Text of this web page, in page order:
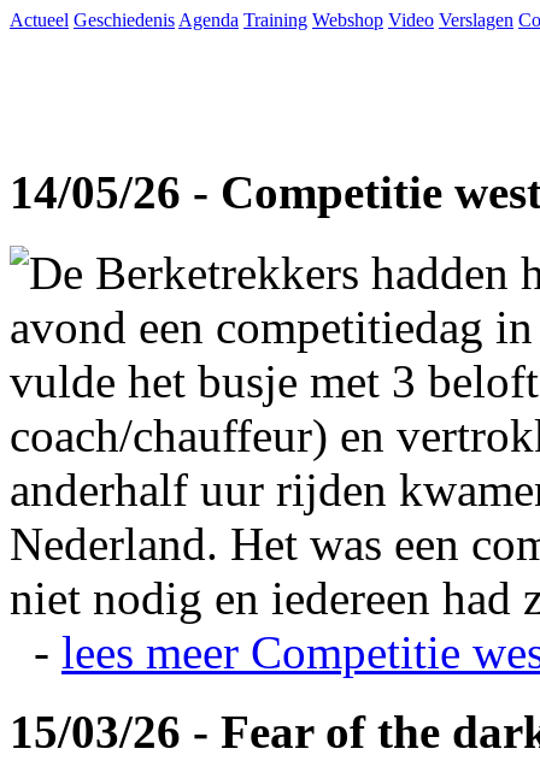
Actueel Geschiedenis Agenda Training Webshop Video Verslagen
14/05/26 - Competitie
De Berketrekkers hadden
avond een competitiedag
vulde het busje met 3
coach/chauffeur) en
anderhalf uur rijden
Nederland. Het was een
niet nodig en iedereen
- lees meer Competitie
15/03/26 - Fear of the